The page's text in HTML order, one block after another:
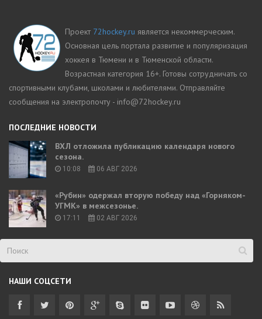
Проект 72hockey.ru является некоммерческим.
Основная цель портала развитие и популяризация
хоккея в Тюмени и в Тюменской области.
Возрастная категория 16+. Готовы сотрудничать со
спортивными клубами, школами и любителями. Отправляйте
сообщения на электропочту - info@72hockey.ru
ПОСЛЕДНИЕ НОВОСТИ
ВХЛ отложила публикацию календаря нового
сезона.
10:08 06 АВГ 2026
«Рубин» одержал вторую победу над «Горняком-
УГМК» в межсезонье.
17:11 02 АВГ 2026
НАШИ СОЦСЕТИ